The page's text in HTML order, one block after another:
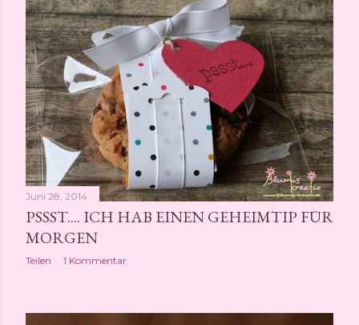
Juni 28, 2014
PSSST.... ICH HAB EINEN GEHEIMTIP FÜR
MORGEN
Teilen 1 Kommentar